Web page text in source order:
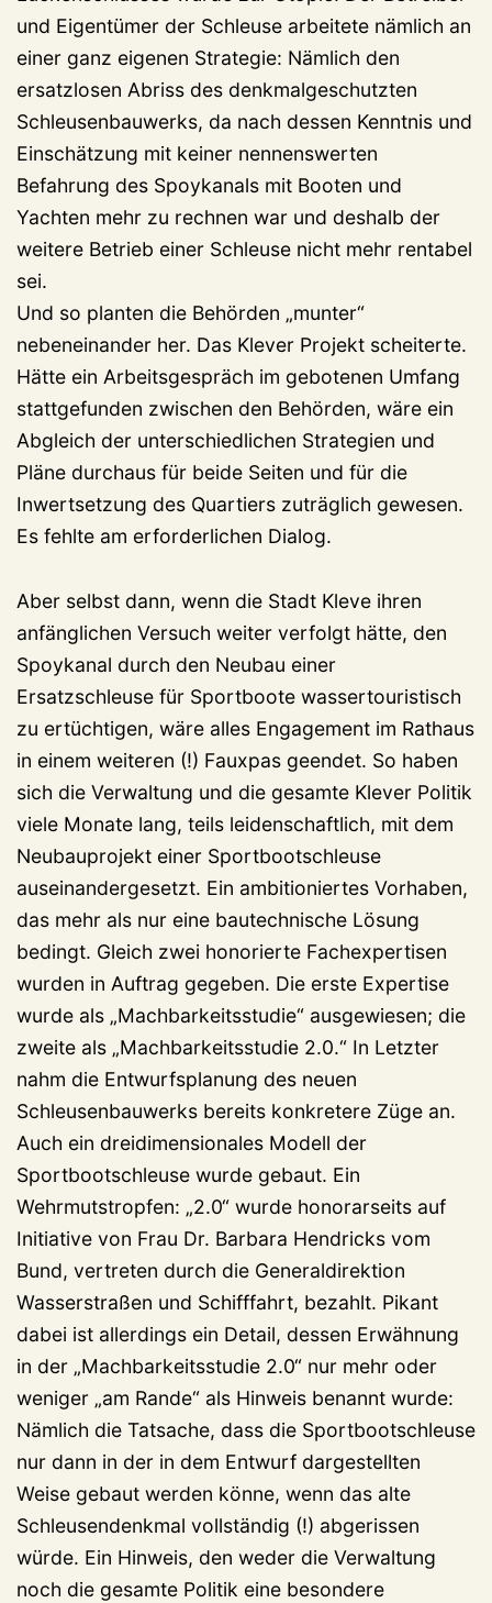
und Eigentümer der Schleuse arbeitete nämlich an
einer ganz eigenen Strategie: Nämlich den
ersatzlosen Abriss des denkmalgeschutzten
Schleusenbauwerks, da nach dessen Kenntnis und
Einschätzung mit keiner nennenswerten
Befahrung des Spoykanals mit Booten und
Yachten mehr zu rechnen war und deshalb der
weitere Betrieb einer Schleuse nicht mehr rentabel
sei.
Und so planten die Behörden „munter“
nebeneinander her. Das Klever Projekt scheiterte.
Hätte ein Arbeitsgespräch im gebotenen Umfang
stattgefunden zwischen den Behörden, wäre ein
Abgleich der unterschiedlichen Strategien und
Pläne durchaus für beide Seiten und für die
Inwertsetzung des Quartiers zuträglich gewesen.
Es fehlte am erforderlichen Dialog.
Aber selbst dann, wenn die Stadt Kleve ihren
anfänglichen Versuch weiter verfolgt hätte, den
Spoykanal durch den Neubau einer
Ersatzschleuse für Sportboote wassertouristisch
zu ertüchtigen, wäre alles Engagement im Rathaus
in einem weiteren (!) Fauxpas geendet. So haben
sich die Verwaltung und die gesamte Klever Politik
viele Monate lang, teils leidenschaftlich, mit dem
Neubauprojekt einer Sportbootschleuse
auseinandergesetzt. Ein ambitioniertes Vorhaben,
das mehr als nur eine bautechnische Lösung
bedingt. Gleich zwei honorierte Fachexpertisen
wurden in Auftrag gegeben. Die erste Expertise
wurde als „Machbarkeitsstudie“ ausgewiesen; die
zweite als „Machbarkeitsstudie 2.0.“ In Letzter
nahm die Entwurfsplanung des neuen
Schleusenbauwerks bereits konkretere Züge an.
Auch ein dreidimensionales Modell der
Sportbootschleuse wurde gebaut. Ein
Wehrmutstropfen: „2.0“ wurde honorarseits auf
Initiative von Frau Dr. Barbara Hendricks vom
Bund, vertreten durch die Generaldirektion
Wasserstraßen und Schifffahrt, bezahlt. Pikant
dabei ist allerdings ein Detail, dessen Erwähnung
in der „Machbarkeitsstudie 2.0“ nur mehr oder
weniger „am Rande“ als Hinweis benannt wurde:
Nämlich die Tatsache, dass die Sportbootschleuse
nur dann in der in dem Entwurf dargestellten
Weise gebaut werden könne, wenn das alte
Schleusendenkmal vollständig (!) abgerissen
würde. Ein Hinweis, den weder die Verwaltung
noch die gesamte Politik eine besondere